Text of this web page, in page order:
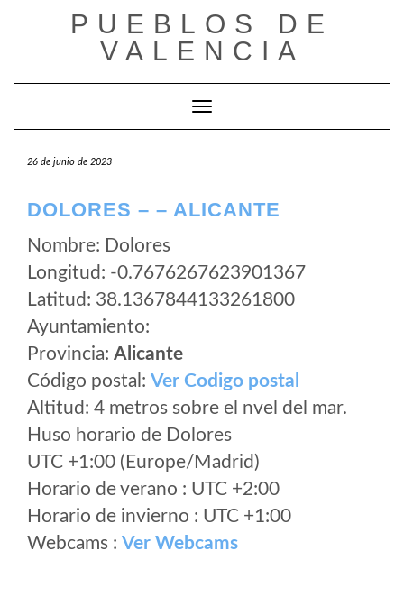
PUEBLOS DE
VALENCIA
Cambiar modo de navegación
26 de junio de 2023
DOLORES – – ALICANTE
Nombre: Dolores
Longitud: -0.7676267623901367
Latitud: 38.1367844133261800
Ayuntamiento:
Provincia: Alicante
Código postal: Ver Codigo postal
Altitud: 4 metros sobre el nvel del mar.
Huso horario de Dolores
UTC +1:00 (Europe/Madrid)
Horario de verano : UTC +2:00
Horario de invierno : UTC +1:00
Webcams : Ver Webcams